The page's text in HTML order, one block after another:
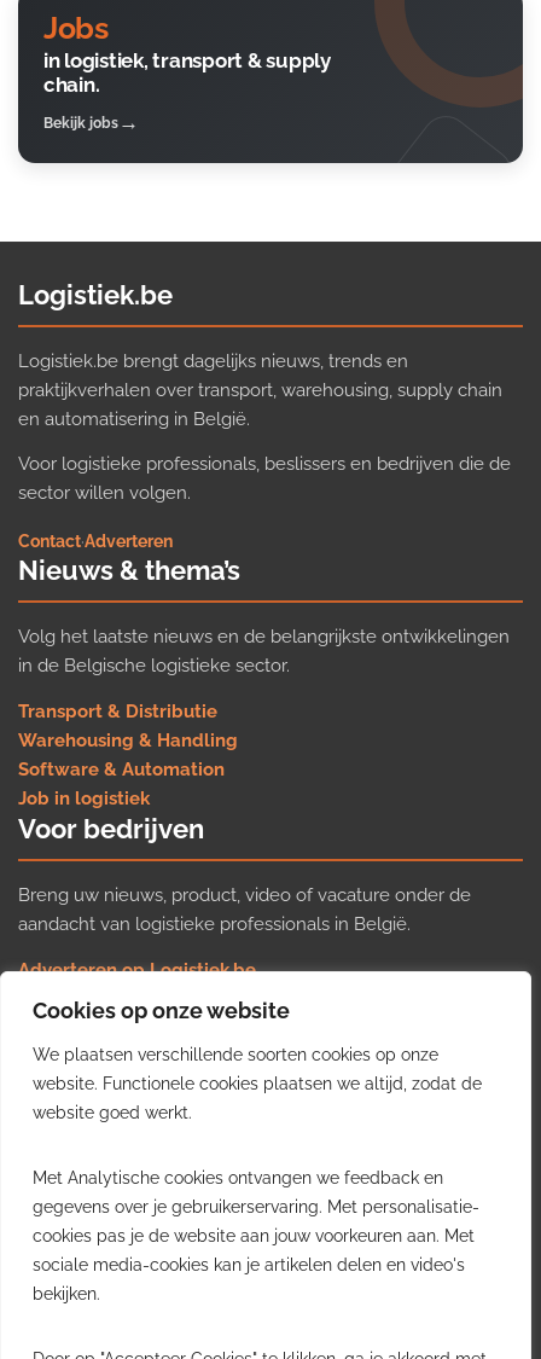
Cookies op onze website
We plaatsen verschillende soorten cookies op onze
website. Functionele cookies plaatsen we altijd, zodat de
website goed werkt.
Met Analytische cookies ontvangen we feedback en
gegevens over je gebruikerservaring. Met personalisatie-
cookies pas je de website aan jouw voorkeuren aan. Met
sociale media-cookies kan je artikelen delen en video's
bekijken.
Jobs
in logistiek, transport & supply
chain.
Bekijk jobs
Logistiek.be
Logistiek.be brengt dagelijks nieuws, trends en
praktijkverhalen over transport, warehousing, supply chain
en automatisering in België.
Voor logistieke professionals, beslissers en bedrijven die de
sector willen volgen.
Contact·Adverteren
Nieuws & thema’s
Volg het laatste nieuws en de belangrijkste ontwikkelingen
in de Belgische logistieke sector.
Transport & Distributie
Warehousing & Handling
Software & Automation
Job in logistiek
Voor bedrijven
Breng uw nieuws, product, video of vacature onder de
aandacht van logistieke professionals in België.
Adverteren op Logistiek.be
Nieuws insturen
Uw video op Logistiek.TV
Job plaatsen
Gratis wekelijkse update
inzichten uit de Belgische logistieke sector in uw inbox.
Ontvang je gratis
wekelijkse update
Uitschrijven kan altijd.